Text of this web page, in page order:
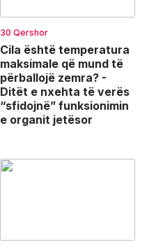
30 Qershor
Cila është temperatura
maksimale që mund të
përballojë zemra? -
Ditët e nxehta të verës
“sfidojnë” funksionimin
e organit jetësor